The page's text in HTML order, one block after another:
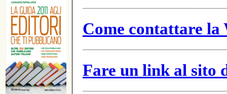
Come contattare
Fare un link al sito